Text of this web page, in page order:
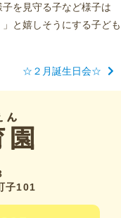
を見守る子など様子は
と嬉しそうにする子ども
☆２月誕生日会☆
子101